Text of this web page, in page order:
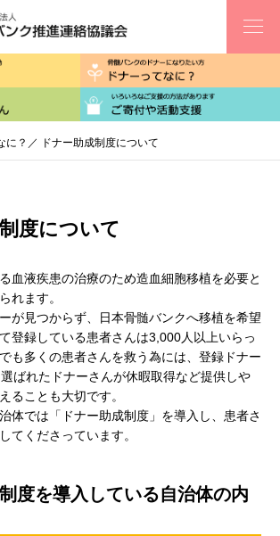
骨髄バンクのボランティア活動
血液疾患にかかってしまった患者・家族
に？ ／ ドナー助成制度について
度について
血液疾患の治療のため造血細胞移植を必要と
れます。
が見つからず、日本骨髄バンクへ移植を希望
登録している患者さんは3,000人以上いらっ
も多くの患者さんを救う為には、登録ドナー
ばれたドナーさんが休暇取得など提供しや
ることも大切です。
体では「ドナー助成制度」を導入し、患者さ
てくださっています。
度を導入している自治体の内